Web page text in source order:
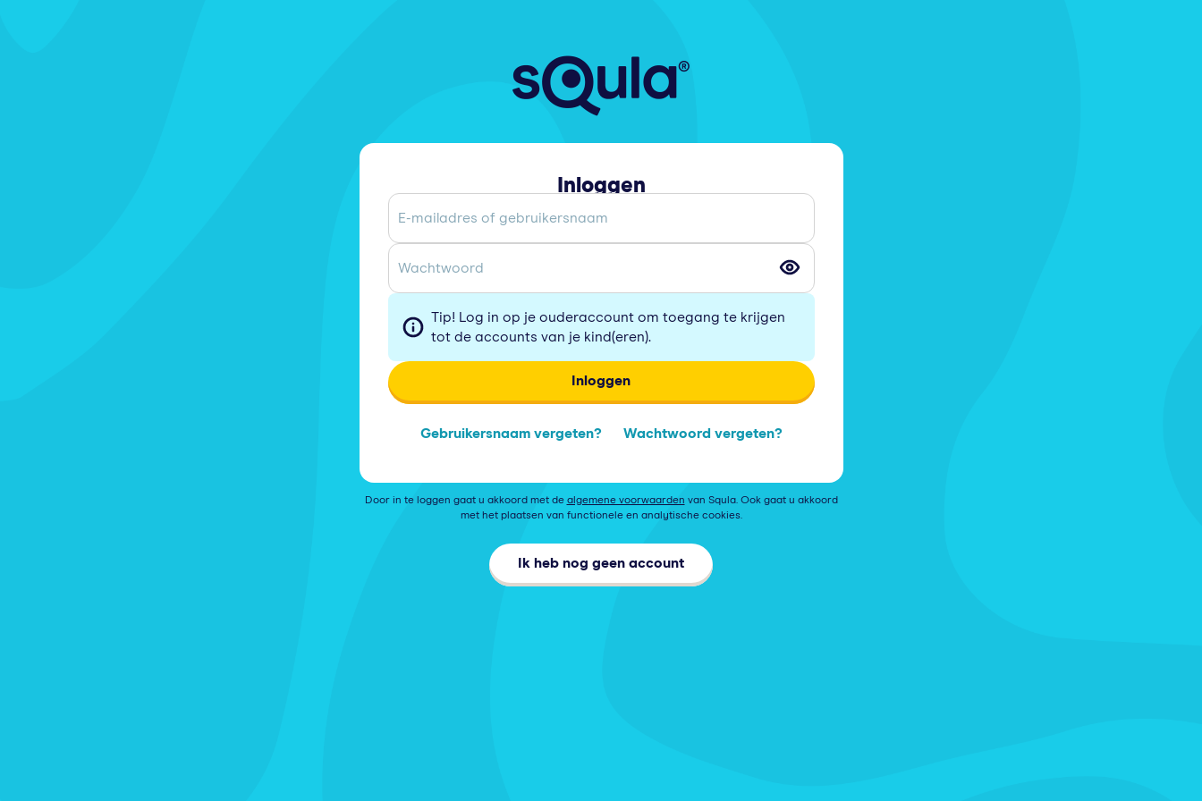
Inloggen
Tip! Log in op je ouderaccount om toegang te krijgen
tot de accounts van je kind(eren).
Gebruikersnaam vergeten? Wachtwoord vergeten?
Door in te loggen gaat u akkoord met de algemene voorwaarden van Squla. Ook gaat u akkoord
met het plaatsen van functionele en analytische cookies.
Ik heb nog geen account